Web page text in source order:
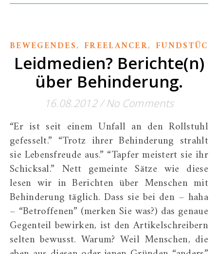
BEWEGENDES, FREELANCER,
Leidmedien? Berichte(n)
über Behinderung.
16.08.2012/ No Comments
“Er ist seit einem Unfall an den Rollstuhl
gefesselt.” “Trotz ihrer Behinderung strahlt
sie Lebensfreude aus.” “Tapfer meistert sie ihr
Schicksal.” Nett gemeinte Sätze wie diese
lesen wir in Berichten über Menschen mit
Behinderung täglich. Dass sie bei den – haha
– “Betroffenen” (merken Sie was?) das genaue
Gegenteil bewirken, ist den Artikelschreibern
selten bewusst. Warum? Weil Menschen, die